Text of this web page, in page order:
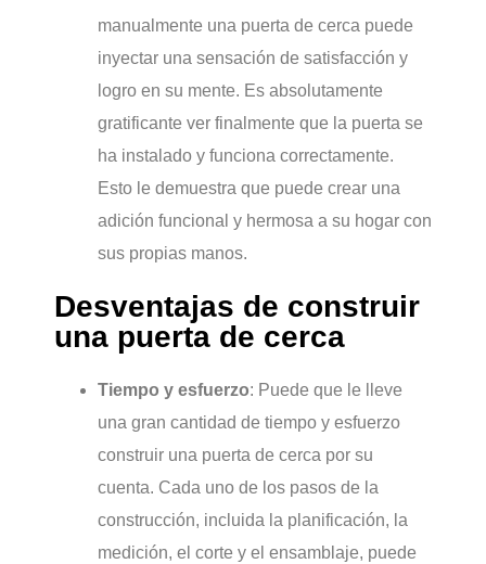
manualmente una puerta de cerca puede
inyectar una sensación de satisfacción y
logro en su mente. Es absolutamente
gratificante ver finalmente que la puerta se
ha instalado y funciona correctamente.
Esto le demuestra que puede crear una
adición funcional y hermosa a su hogar con
sus propias manos.
Desventajas de construir
una puerta de cerca
Tiempo y esfuerzo: Puede que le lleve
una gran cantidad de tiempo y esfuerzo
construir una puerta de cerca por su
cuenta. Cada uno de los pasos de la
construcción, incluida la planificación, la
medición, el corte y el ensamblaje, puede